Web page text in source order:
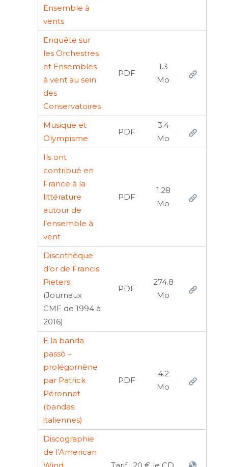
Ensemble à
vents
Enquête sur
les Orchestres
et Ensembles
à vent au sein
des
Conservatoires
PDF
1.3
Mo
Musique et
Olympisme
PDF
3.4
Mo
Ils ont
contribué en
France à la
littérature
autour de
l’ensemble à
vent
PDF
1.28
Mo
Discothèque
d’or de Francis
Pieters
(Journaux
CMF de 1994 à
2016)
PDF
274.8
Mo
E la banda
passò –
prolégomène
par Patrick
Péronnet
(bandas
italiennes)
PDF
4.2
Mo
Discographie
de l’American